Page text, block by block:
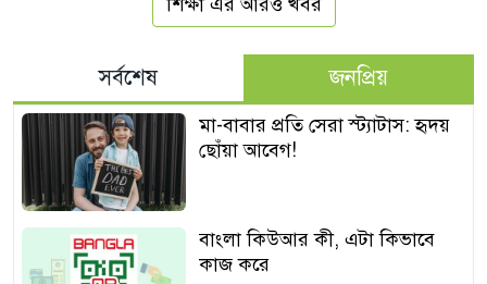
সর্বশেষ জনপ্রিয়
মা-বাবার প্রতি সেরা স্ট্যাটাস: হৃদয়
ছোঁয়া আবেগ!
বাংলা কিউআর কী, এটা কিভাবে
কাজ করে